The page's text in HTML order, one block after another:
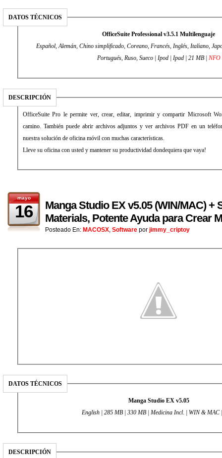
DATOS TÉCNICOS
OfficeSuite Professional v3.5.1 Multilenguaje
Español, Alemán, Chino simplificado, Coreano, Francés, Inglés, Italiano,
Portugués, Ruso, Sueco | Ipod | Ipad | 21 MB | NFO
DESCRIPCIÓN
OfficeSuite Pro le permite ver, crear, editar, imprimir y compartir Microsoft
camino. También puede abrir archivos adjuntos y ver archivos PDF en un
nuestra solución de oficina móvil con muchas características.
Lleve su oficina con usted y mantener su productividad dondequiera que vaya!
mayo
16
Manga Studio EX v5.05 (WIN/MAC) +
Materials, Potente Ayuda para Crear
Posteado En: MACOSX, Software por jimmy_criptoy
DATOS TÉCNICOS
Manga Studio EX v5.05
English | 285 MB | 330 MB | Medicina Incl. | WIN & MAC
DESCRIPCIÓN